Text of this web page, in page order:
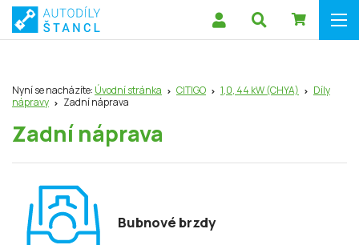
Nyní se nacházíte: Úvodní stránka CITIGO 1,0, 44 kW (CHYA)
Díly
nápravy
Zadní náprava
Zadní náprava
Bubnové brzdy